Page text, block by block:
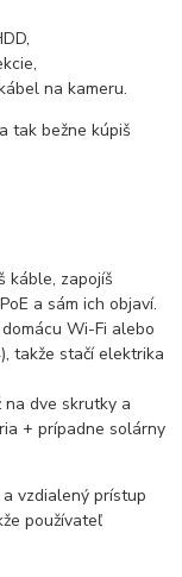
na kameru.
tak bežne kúpiš
káble, zapojíš
a sám ich objaví.
Wi-Fi alebo
takže stačí elektrika
dve skrutky a
+ prípadne solárny
vzdialený prístup
používateľ